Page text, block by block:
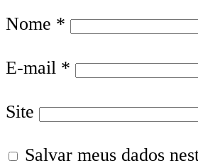
Nome *
E-mail *
Site
Salvar meus dados